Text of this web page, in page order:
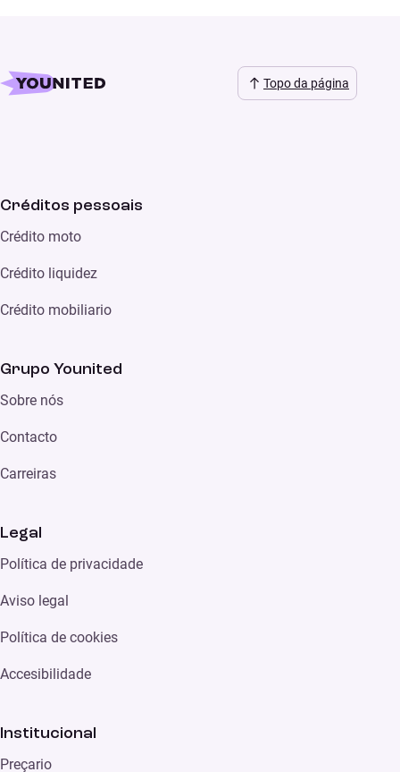
Topo da página
Créditos pessoais
Crédito moto
Crédito liquidez
Crédito mobiliario
Grupo Younited
Sobre nós
Contacto
Carreiras
Legal
Política de privacidade
Aviso legal
Política de cookies
Accesibilidade
Institucional
Preçario